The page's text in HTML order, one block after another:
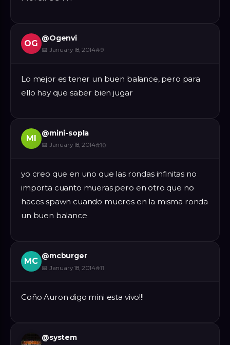
OG
@Ogenvi
📅 January 18, 2014#9
Lo mejor es tener un buen balance, pero para
ello hay que saber bien jugar
MI
@mini-sopla
📅 January 18, 2014#10
yo creo que en uno que las rondas infinitas no
importa cuanto mueras pero en otro que no
haces spawn cuando mueres en la misma ronda
un buen balance
MC
@mcburger
📅 January 18, 2014#11
Coño Auron digo mini esta vivo!!!
@system